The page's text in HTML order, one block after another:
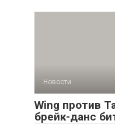
Новости
Wing против
брейк-данс